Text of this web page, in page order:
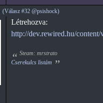
(Válasz #32 @psishock)
Létrehozva:
http://dev.rewired.hu/
Steam: mrstrato
Cserekulcs listám